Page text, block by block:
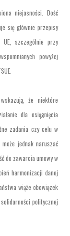
niejasności. Dość
się głównie przepisy
szczególnie przy
powyżej
że niektóre
dla osiągnięcia
zadania czy celu w
jednak naruszać
do zawarcia umowy w
harmonizacji danej
wiąże obowiązek
politycznej